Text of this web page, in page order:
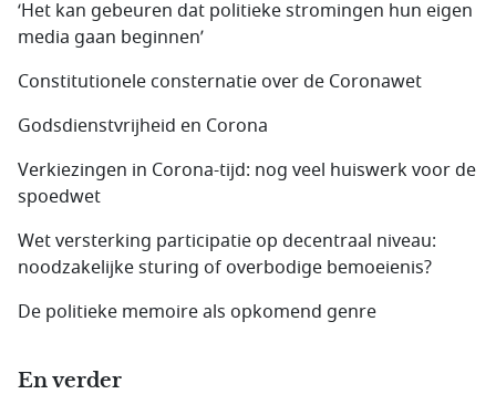
‘Het kan gebeuren dat politieke stromingen hun eigen
media gaan beginnen’
Constitutionele consternatie over de Coronawet
Godsdienstvrijheid en Corona
Verkiezingen in Corona-tijd: nog veel huiswerk voor de
spoedwet
Wet versterking participatie op decentraal niveau:
noodzakelijke sturing of overbodige bemoeienis?
De politieke memoire als opkomend genre
En verder